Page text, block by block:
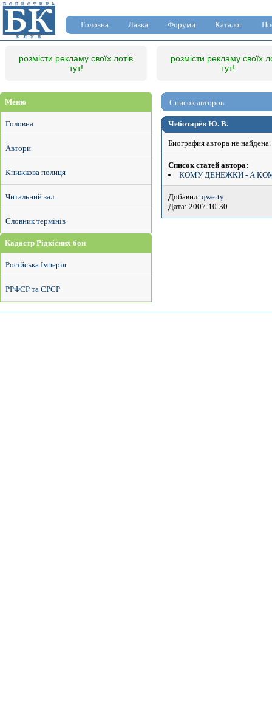
Головна Лавка Форуми Каталог
розмісти рекламу своїх лотів
тут!
розмісти рекламу своїх
тут!
Меню
Головна
Автори
Книжкова полиця
Читальний зал
Словник термінів
Кадастр Рідкісних бон
Російська Імперія
РРФСР та СРСР
Список авторов
Чеботарёв Ю. В.
Биография автора не найдена.
Список статей автора:
КОМУ ДЕНЕЖКИ - А
Добавил: qwerty
Дата: 2007-10-30